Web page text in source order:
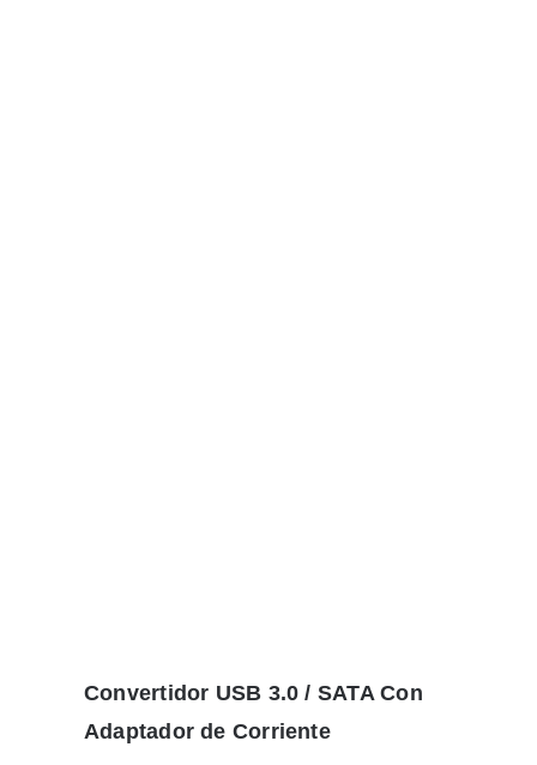
Convertidor USB 3.0 / SATA Con
Adaptador de Corriente